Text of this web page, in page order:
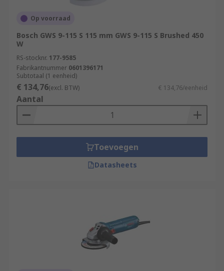
Op voorraad
Bosch GWS 9-115 S 115 mm GWS 9-115 S Brushed 450
W
RS-stocknr. 177-9585
Fabrikantnummer 0601396171
Subtotaal (1 eenheid)
€ 134,76(excl. BTW) € 134,76/eenheid
Aantal
Toevoegen
Datasheets